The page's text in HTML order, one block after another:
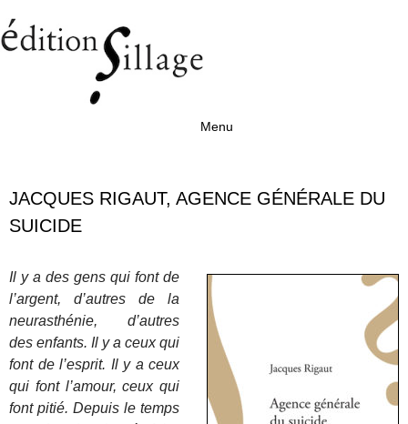
Menu
JACQUES RIGAUT, AGENCE GÉNÉRALE DU
SUICIDE
Il y a des gens qui font de
l’argent, d’autres de la
neurasthénie, d’autres
des enfants. Il y a ceux qui
font de l’esprit. Il y a ceux
qui font l’amour, ceux qui
font pitié. Depuis le temps